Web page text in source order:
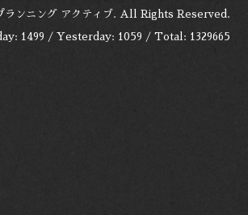
ンニング アクティブ. All Rights Reserved.
1499 / Yesterday: 1059 / Total: 1329665